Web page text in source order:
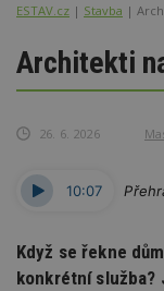
ESTAV.cz Stavba
Architekti
26. 6. 2026
10:07
Když se řekne
konkrétní služba?